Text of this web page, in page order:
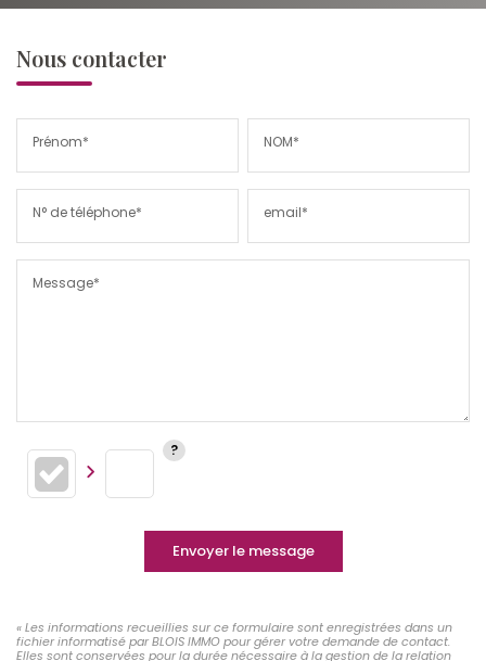
Nous contacter
Prénom* NOM*
N° de téléphone* email*
Message*
Envoyer le message
« Les informations recueillies sur ce formulaire sont enregistrées dans un
fichier informatisé par BLOIS IMMO pour gérer votre demande de contact.
Elles sont conservées pour la durée nécessaire à la gestion de la relation